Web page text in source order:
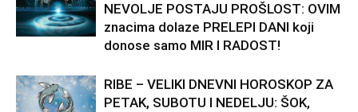
NEVOLJE POSTAJU PROŠLOST: OVIM
znacima dolaze PRELEPI DANI koji
donose samo MIR I RADOST!
RIBE – VELIKI DNEVNI HOROSKOP ZA
PETAK, SUBOTU I NEDELJU: ŠOK,